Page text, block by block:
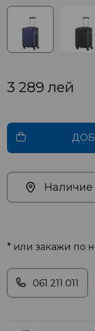
3 289лей
Наличие
* или закажи по
061 211 011